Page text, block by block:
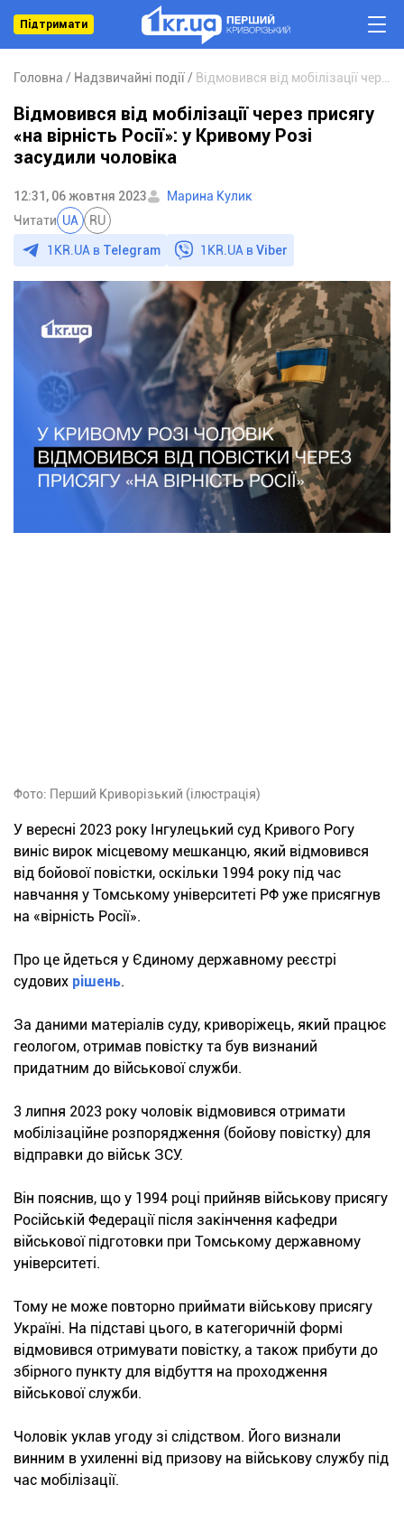
Підтримати
Головна Надзвичайні події
Відмовився від мобілізації через присягу
«на вірність Росії»: у Кривому Розі
засудили чоловіка
12:31, 06 жовтня 2023
Марина Кулик
Читати UA RU
1KR.UA в Telegram 1KR.UA вViber
Фото: Перший Криворізький (ілюстрація)
У вересні 2023 року Інгулецький суд Кривого Рогу
виніс вирок місцевому мешканцю, який відмовився
від бойової повістки, оскільки 1994 року під час
навчання у Томському університеті РФ уже присягнув
на «вірність Росії».
Про це йдеться у Єдиному державному реєстрі
судових рішень.
За даними матеріалів суду, криворіжець, який працює
геологом, отримав повістку та був визнаний
придатним до військової служби.
3 липня 2023 року чоловік відмовився отримати
мобілізаційне розпорядження (бойову повістку) для
відправки до військ ЗСУ.
Він пояснив, що у 1994 році прийняв військову присягу
Російській Федерації після закінчення кафедри
військової підготовки при Томському державному
університеті.
Тому не може повторно приймати військову присягу
Україні. На підставі цього, в категоричній формі
відмовився отримувати повістку, а також прибути до
збірного пункту для відбуття на проходження
військової служби.
Чоловік уклав угоду зі слідством. Його визнали
винним в ухиленні від призову на військову службу під
час мобілізації.